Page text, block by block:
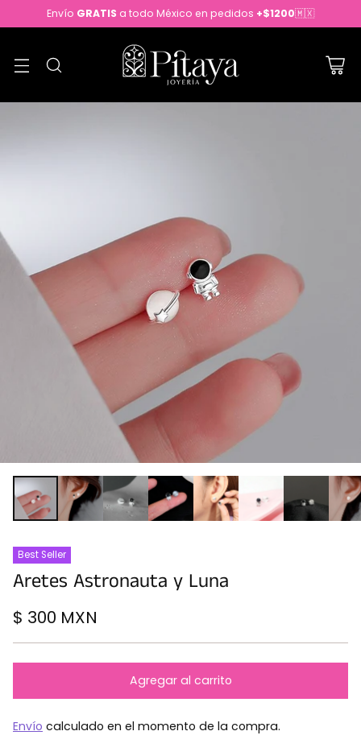
Envío GRATIS a todo México en pedidos +$1200🇲🇽
Best Seller
Aretes Astronauta y Luna
Precio
$ 300 MXN
Agregar al carrito
Envío calculado en el momento de la compra.